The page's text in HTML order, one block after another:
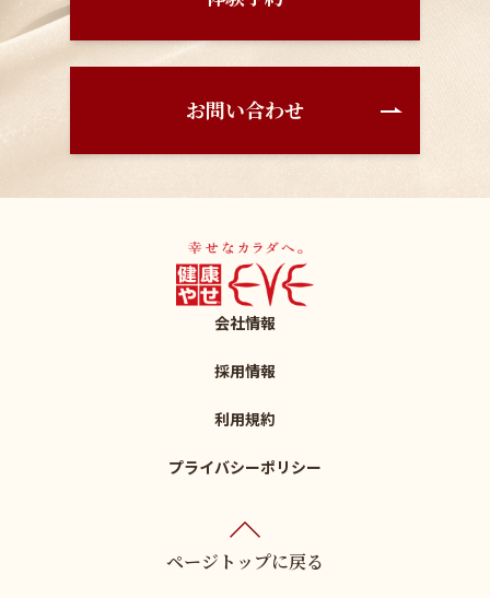
お問い合わせ
会社情報
採用情報
利用規約
プライバシーポリシー
ページトップに戻る